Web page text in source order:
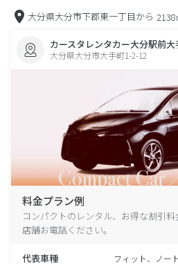
大分県大分市下郡東一丁目から
カースタレンタカー大分駅前
大分県大分市大手町1-2-12
料金プラン例
コンパクトのレンタル、お得な割引
店舗お電話ください。
代表車種 フィット、ノー